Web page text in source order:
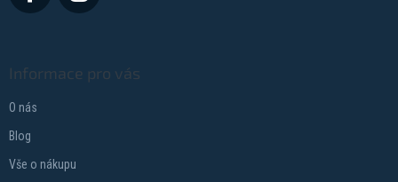
Informace pro vás
O nás
Blog
Vše o nákupu